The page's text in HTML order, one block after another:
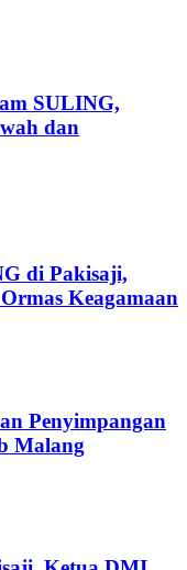
SULING,
dan
di Pakisaji,
Keagamaan
Penyimpangan
Malang